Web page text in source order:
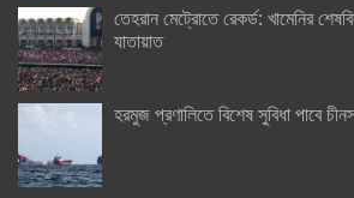
তেহরান মেট্রোতে রেকর্ড: খামেনির
যাতায়াত
হরমুজ প্রণালিতে বিশেষ সুবিধা পাবে